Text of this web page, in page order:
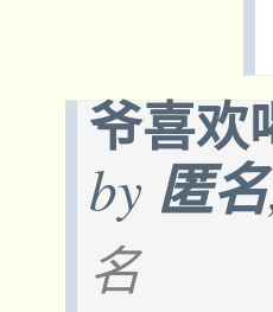
爷喜欢
by 匿名
名